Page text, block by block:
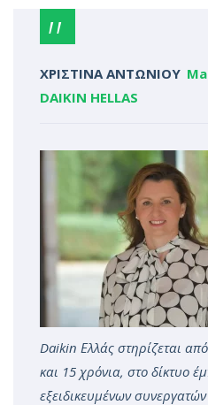
ΧΡΙΣΤΙΝΑ ΑΝΤΩΝΙΟΥ
DAIKIN HELLAS
Daikin Ελλάς στηρίζεται
και 15 χρόνια, στo δίκτυο
εξειδικευμένων